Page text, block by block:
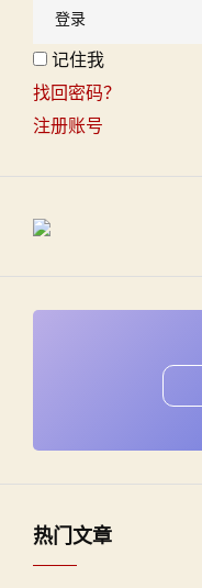
记住我
找回密码？
注册账号
热门文章